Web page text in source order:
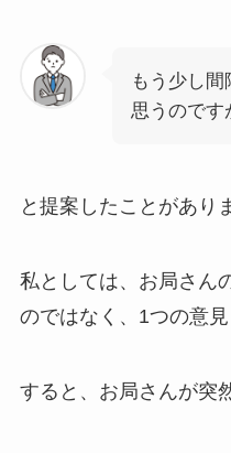
もう少し間
思うのです
と提案したことがあり
私としては、お局さん
のではなく、1つの意
すると、お局さんが突